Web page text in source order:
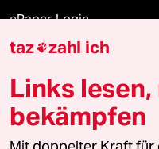
ePaper Login
Downloads für
© 2026 taz Verlags und
Alle Rechte vorbehalten. Bei
taz zahl ich
Links
bekämpfen